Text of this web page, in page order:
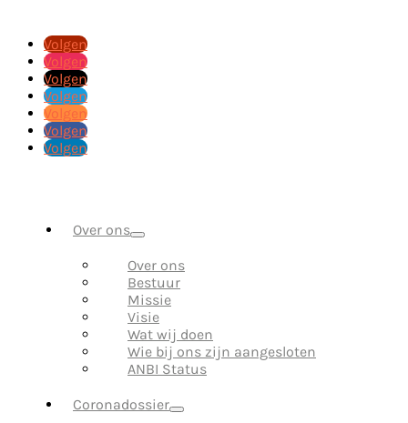
Volgen
Volgen
Volgen
Volgen
Volgen
Volgen
Volgen
Over ons
Over ons
Bestuur
Missie
Visie
Wat wij doen
Wie bij ons zijn aangesloten
ANBI Status
Coronadossier